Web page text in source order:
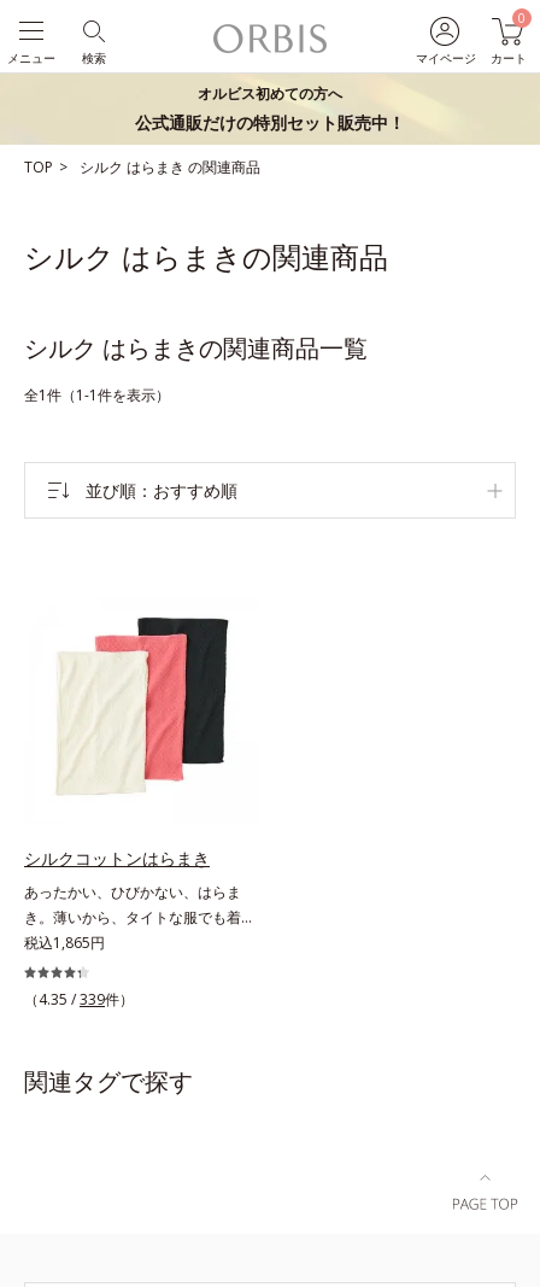
マイページ
0
カート
検索
メニュー
オルビス初めての方へ
公式通販だけの特別セット販売中！
TOP シルク はらまき の関連商品
シルク はらまきの関連商品
シルク はらまきの関連商品一覧
全1件（1-1件を表示）
並び順 おすすめ順
シルクコットンはらまき
あったかい、ひびかない、はらま
き。薄いから、タイトな服でも着こ
なしスマート。贅沢なダブル素材
で、薄手なのに驚くほどポカポカ肌
側はシルク100％、表側はコットン
ためこむから、薄手なのに驚くほど
ポカポカ。脇には縫い目がないの
税込1,865円
（4.35 /339件）
関連タグで探す